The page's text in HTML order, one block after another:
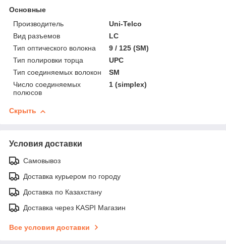
Основные
Производитель
Uni-Telco
Вид разъемов
LC
Тип оптического волокна
9 / 125 (SM)
Тип полировки торца
UPC
Тип соединяемых волокон
SM
Число соединяемых
полюсов
1 (simplex)
Скрыть
Условия доставки
Самовывоз
Доставка курьером по городу
Доставка по Казахстану
Доставка через KASPI Магазин
Все условия доставки